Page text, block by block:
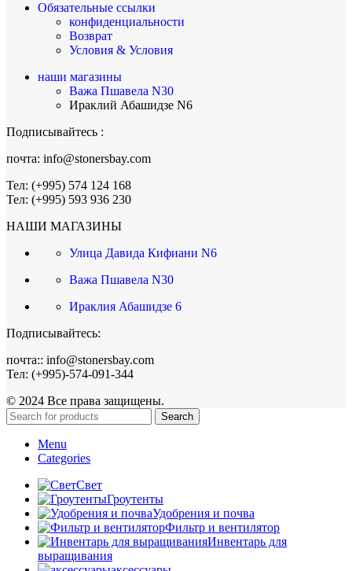
Обязательные ссылки
конфиденциальности
Возврат
Условия & Условия
наши магазины
Важа Пшавела N30
Ираклий Абашидзе N6
Подписывайтесь :
почта: info@stonersbay.com
Тел: (+995) 574 124 168
Тел: (+995) 593 936 230
НАШИ МАГАЗИНЫ
Улица Давида Кифиани N6
Важа Пшавела N30
Ираклия Абашидзе 6
Подписывайтесь:
почта:: info@stonersbay.com
Тел: (+995)-574-091-344
© 2024 Все права защищены.
Search
Menu
Categories
Свет
Гроутенты
Удобрения и почва
Фильтр и вентилятор
Инвентарь для
выращивания